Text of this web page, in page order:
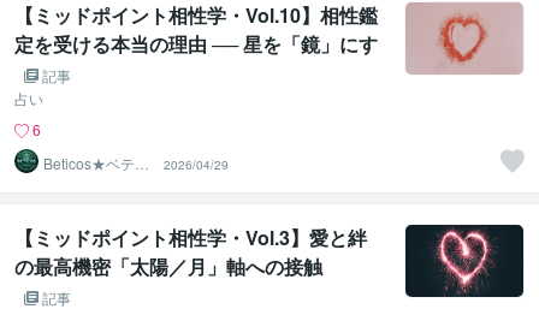
【ミッドポイント相性学・Vol.10】相性鑑
定を受ける本当の理由 ── 星を「鏡」にす
るということ
記事
占い
6
Beticos★ベティ
コ 占星術師
2026/04/29
【ミッドポイント相性学・Vol.3】愛と絆
の最高機密「太陽／月」軸への接触
記事